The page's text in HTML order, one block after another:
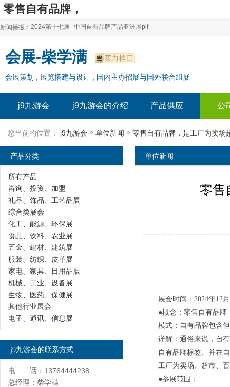
零售自有品牌，
是工厂为卖场超市百货公司等进行代工生产。-
新闻播报：
2024上海自有品牌展--百货展|食品展 零售展|oem展
2024全球自有--品牌产品亚洲展（plf）
2024上海自有品牌展--2024上海oem 贴牌代加工展
2024第十七届--中国自有品牌产品亚洲展plf
2024全球自有--品牌产品亚洲展（plf）
2024年上海--第17届自有品牌展
会展-柴学满
会展策划 , 展览搭建与设计 , 国内主办招展与国外联合组展
j9九游会 j9九游会的介绍 产品供应 公
您当前的位置： j9九游会 » 单位新闻 » 零售自有品牌，是工厂为卖场
单位新闻
零售
展会时间：2024年12
●概念：零售自有品牌
模式：自有品牌包含
详解：通俗来说，自
自有品牌标签、并在
工厂为卖场、超市、
●参展范围：
产品分类
所有产品
咨询、投资、加盟
礼品、饰品、工艺品展
综合类展会
化工、能源、环保展
食品、饮料、农业展
五金、建材、建筑展
服装、纺织、皮革展
家电、家具、日用品展
机械、工业、设备展
生物、医药、保健展
其他行业展会
电子、通讯、信息展
j9九游会的联系方式
电 话：13764444238
总经理：柴学满